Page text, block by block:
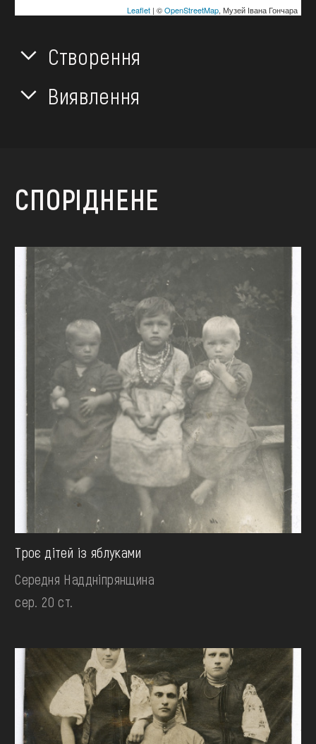
Leaflet| ©OpenStreetMap, Музей Івана Гончара
Створення
Виявлення
СПОРІДНЕНЕ
Троє дітей із яблуками
Середня Наддніпрянщина
сер. 20 ст.